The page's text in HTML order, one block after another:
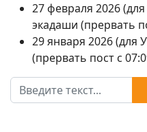
27 февраля 2026
экадаши (прервать
29 января 2026
(прервать пост с
Поиск